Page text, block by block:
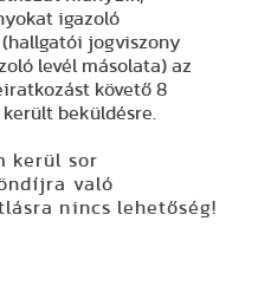
igazoló
jogviszony
levél másolata) az
követő 8
beküldésre.
kerül sor
való
nincs lehetőség!